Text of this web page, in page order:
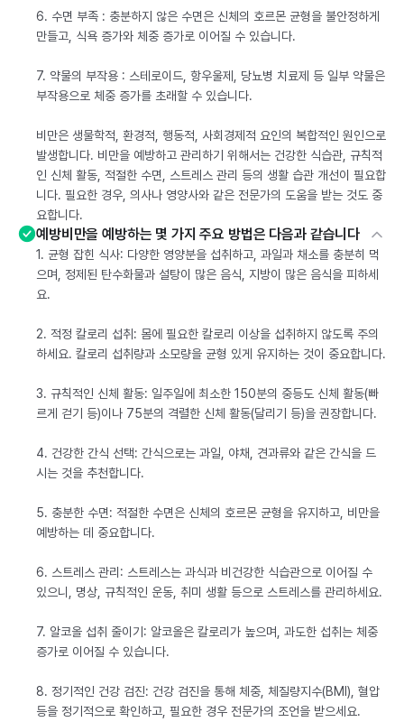
6. 수면 부족 : 충분하지 않은 수면은 신체의 호르몬 균형을 불안정하게
만들고, 식욕 증가와 체중 증가로 이어질 수 있습니다.
7. 약물의 부작용 : 스테로이드, 항우울제, 당뇨병 치료제 등 일부 약물은
부작용으로 체중 증가를 초래할 수 있습니다.
비만은 생물학적, 환경적, 행동적, 사회경제적 요인의 복합적인 원인으로
발생합니다. 비만을 예방하고 관리하기 위해서는 건강한 식습관, 규칙적
인 신체 활동, 적절한 수면, 스트레스 관리 등의 생활 습관 개선이 필요합
니다. 필요한 경우, 의사나 영양사와 같은 전문가의 도움을 받는 것도 중
요합니다.
예방비만을 예방하는 몇 가지 주요 방법은 다음과 같습니다
1. 균형 잡힌 식사: 다양한 영양분을 섭취하고, 과일과 채소를 충분히 먹
으며, 정제된 탄수화물과 설탕이 많은 음식, 지방이 많은 음식을 피하세
요.
2. 적정 칼로리 섭취: 몸에 필요한 칼로리 이상을 섭취하지 않도록 주의
하세요. 칼로리 섭취량과 소모량을 균형 있게 유지하는 것이 중요합니다.
3. 규칙적인 신체 활동: 일주일에 최소한 150분의 중등도 신체 활동(빠
르게 걷기 등)이나 75분의 격렬한 신체 활동(달리기 등)을 권장합니다.
4. 건강한 간식 선택: 간식으로는 과일, 야채, 견과류와 같은 간식을 드
시는 것을 추천합니다.
5. 충분한 수면: 적절한 수면은 신체의 호르몬 균형을 유지하고, 비만을
예방하는 데 중요합니다.
6. 스트레스 관리: 스트레스는 과식과 비건강한 식습관으로 이어질 수
있으니, 명상, 규칙적인 운동, 취미 생활 등으로 스트레스를 관리하세요.
7. 알코올 섭취 줄이기: 알코올은 칼로리가 높으며, 과도한 섭취는 체중
증가로 이어질 수 있습니다.
8. 정기적인 건강 검진: 건강 검진을 통해 체중, 체질량지수(BMI), 혈압
등을 정기적으로 확인하고, 필요한 경우 전문가의 조언을 받으세요.